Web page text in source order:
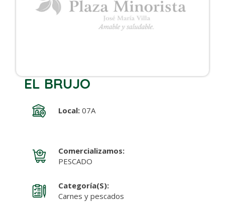
EL BRUJO
Local:07A
Comercializamos:
PESCADO
Categoría(s):
Carnes y pescados